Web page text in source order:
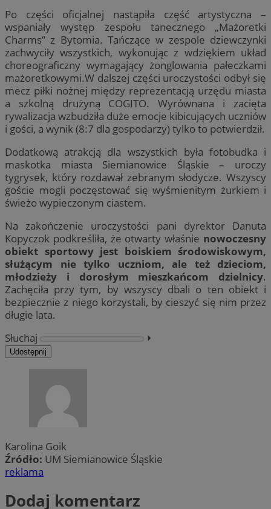
Po części oficjalnej nastąpiła część artystyczna –
wspaniały występ zespołu tanecznego „Mażoretki
Charms” z Bytomia. Tańczące w zespole dziewczynki
zachwyciły wszystkich, wykonując z wdziękiem układ
choreograficzny wymagający żonglowania pałeczkami
mażoretkowymi.W dalszej części uroczystości odbył się
mecz piłki nożnej między reprezentacją urzędu miasta
a szkolną drużyną COGITO. Wyrównana i zacięta
rywalizacja wzbudziła duże emocje kibicujących uczniów
i gości, a wynik (8:7 dla gospodarzy) tylko to potwierdził.
Dodatkową atrakcją dla wszystkich była fotobudka i
maskotka miasta Siemianowice Śląskie – uroczy
tygrysek, który rozdawał zebranym słodycze. Wszyscy
goście mogli poczęstować się wyśmienitym żurkiem i
świeżo wypieczonym ciastem.
Na zakończenie uroczystości pani dyrektor Danuta
Kopyczok podkreśliła, że otwarty właśnie nowoczesny
obiekt sportowy jest boiskiem środowiskowym,
służącym nie tylko uczniom, ale też dzieciom,
młodzieży i dorosłym mieszkańcom dzielnicy.
Zachęciła przy tym, by wszyscy dbali o ten obiekt i
bezpiecznie z niego korzystali, by cieszyć się nim przez
długie lata.
Słuchaj
⏵︎
Udostępnij
Karolina Goik
Źródło: UM Siemianowice Śląskie
reklama
Dodaj komentarz